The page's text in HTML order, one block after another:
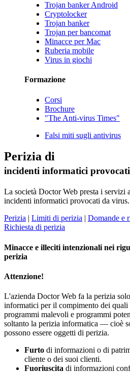
Trojan banker Android
Cryptolocker
Trojan banker
Trojan per bancomat
Minacce per Mac
Ruberia mobile
Virus in giochi
Formazione
Corsi
Brochure
"The Anti-virus Times"
Falsi miti sugli antivirus
Perizia di
incidenti informatici
La società Doctor Web presta i servizi
incidenti informatici provocati da virus.
Perizia | Limiti di perizia | Domande e
Richiesta di perizia
Minacce e illeciti intenzionali nei
perizia
Attenzione!
L'azienda Doctor Web fa la perizia
informatici per il compimento dei quali
programmi malevoli e programmi
soltanto la perizia informatica — cioè
possono essere oggetti di perizia.
Furto di informazioni o di
cliente o dei suoi clienti.
Fuoriuscita di informazioni